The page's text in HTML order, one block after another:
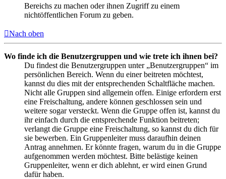
Bereichs zu machen oder ihnen Zugriff zu einem
nichtöffentlichen Forum zu geben.
Nach oben
Wo finde ich die Benutzergruppen und wie trete ich ihnen bei?
Du findest die Benutzergruppen unter „Benutzergruppen“ im
persönlichen Bereich. Wenn du einer beitreten möchtest,
kannst du dies mit der entsprechenden Schaltfläche machen.
Nicht alle Gruppen sind allgemein offen. Einige erfordern erst
eine Freischaltung, andere können geschlossen sein und
weitere sogar versteckt. Wenn die Gruppe offen ist, kannst du
ihr einfach durch die entsprechende Funktion beitreten;
verlangt die Gruppe eine Freischaltung, so kannst du dich für
sie bewerben. Ein Gruppenleiter muss daraufhin deinen
Antrag annehmen. Er könnte fragen, warum du in die Gruppe
aufgenommen werden möchtest. Bitte belästige keinen
Gruppenleiter, wenn er dich ablehnt, er wird einen Grund
dafür haben.